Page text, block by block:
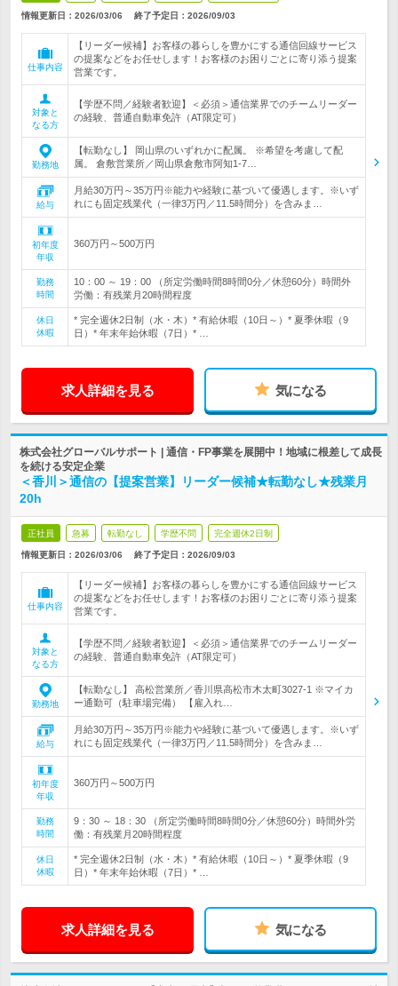
情報更新日：2026/03/06 終了予定日： 2026/09/03
仕事内容
【リーダー候補】お客様の暮らしを豊かにする通信回線サービス
の提案などをお任せします！お客様のお困りごとに寄り添う提案
営業です。
対象と
なる方
【学歴不問／経験者歓迎】＜必須＞通信業界でのチームリーダー
の経験、普通自動車免許（AT限定可）
勤務地
【転勤なし】 岡山県のいずれかに配属。 ※希望を考慮して配
属。 倉敷営業所／岡山県倉敷市阿知1-7…
給与
月給30万円～35万円※能力や経験に基づいて優遇します。※いず
れにも固定残業代（一律3万円／11.5時間分）を含みま…
初年度
年収
360万円～500万円
勤務
時間
10：00 ～ 19：00 （所定労働時間8時間0分／休憩60分）時間外
労働：有残業月20時間程度
休日
休暇
* 完全週休2日制（水・木）* 有給休暇（10日～）* 夏季休暇（9
日）* 年末年始休暇（7日）* …
求人詳細を見る 気になる
株式会社グローバルサポート | 通信・FP事業を展開中！地域に根差して成長
を続ける安定企業
＜香川＞通信の【提案営業】リーダー候補★転勤なし★残業月
20h
正社員 急募 転勤なし 学歴不問 完全週休2日制
情報更新日：2026/03/06 終了予定日： 2026/09/03
仕事内容
【リーダー候補】お客様の暮らしを豊かにする通信回線サービス
の提案などをお任せします！お客様のお困りごとに寄り添う提案
営業です。
対象と
なる方
【学歴不問／経験者歓迎】＜必須＞通信業界でのチームリーダー
の経験、普通自動車免許（AT限定可）
勤務地
【転勤なし】 高松営業所／香川県高松市木太町3027-1 ※マイカ
ー通勤可（駐車場完備） 【雇入れ…
給与
月給30万円～35万円※能力や経験に基づいて優遇します。※いず
れにも固定残業代（一律3万円／11.5時間分）を含みま…
初年度
年収
360万円～500万円
勤務
時間
9：30 ～ 18：30 （所定労働時間8時間0分／休憩60分）時間外労
働：有残業月20時間程度
休日
休暇
* 完全週休2日制（水・木）* 有給休暇（10日～）* 夏季休暇（9
日）* 年末年始休暇（7日）* …
求人詳細を見る 気になる